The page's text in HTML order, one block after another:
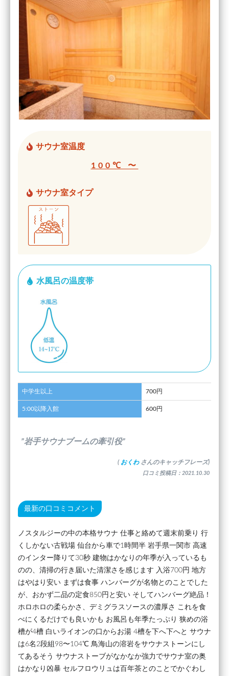
サウナ室温度
100℃ 〜
サウナ室タイプ
水風呂の温度帯
中学生以上 700円
5:00以降入館 600円
”岩手サウナブームの牽引役”
( おくわ さんのキャッチフレーズ)
口コミ投稿日：2021.10.30
最新の口コミコメント
ノスタルジーの中の本格サウナ 仕事と絡めて週末前乗り 行
くしかない古戦場 仙台から車で1時間半 岩手県一関市 高速
のインター降りて30秒 建物はかなりの年季が入っているも
のの、清掃の行き届いた清潔さを感じます 入浴700円 地方
はやはり安い まずは食事 ハンバーグが名物とのことでした
が、おかず二品の定食850円と安い そしてハンバーグ絶品！
ホロホロの柔らかさ、デミグラスソースの濃厚さ これを食
べにくるだけでも良いかも お風呂も年季たっぷり 狭めの浴
槽が4槽 白いライオンの口からお湯 4槽を下へ下へと サウナ
は6名2段組98〜104℃ 鳥海山の溶岩をサウナストーンにし
てあるそう サウナストーブがなかなか強力でサウナ室の奥
はかなり凶暴 セルフロウリュは百年茶とのことでかぐわし